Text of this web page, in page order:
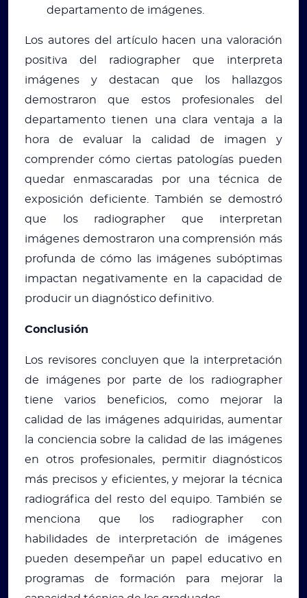
departamento de imágenes.
Los autores del artículo hacen una valoración
positiva del radiographer que interpreta
imágenes y destacan que los hallazgos
demostraron que estos profesionales del
departamento tienen una clara ventaja a la
hora de evaluar la calidad de imagen y
comprender cómo ciertas patologías pueden
quedar enmascaradas por una técnica de
exposición deficiente. También se demostró
que los radiographer que interpretan
imágenes demostraron una comprensión más
profunda de cómo las imágenes subóptimas
impactan negativamente en la capacidad de
producir un diagnóstico definitivo.
Conclusión
Los revisores concluyen que la interpretación
de imágenes por parte de los radiographer
tiene varios beneficios, como mejorar la
calidad de las imágenes adquiridas, aumentar
la conciencia sobre la calidad de las imágenes
en otros profesionales, permitir diagnósticos
más precisos y eficientes, y mejorar la técnica
radiográfica del resto del equipo. También se
menciona que los radiographer con
habilidades de interpretación de imágenes
pueden desempeñar un papel educativo en
programas de formación para mejorar la